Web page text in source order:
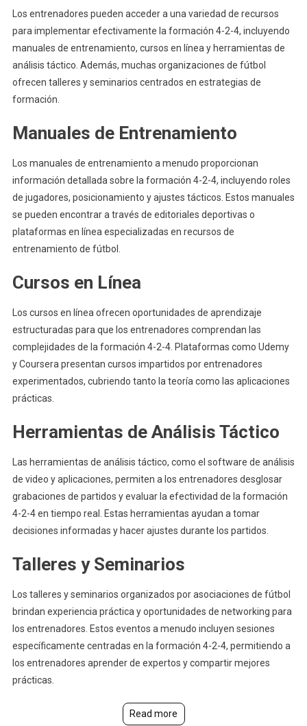
Los entrenadores pueden acceder a una variedad de recursos
para implementar efectivamente la formación 4-2-4, incluyendo
manuales de entrenamiento, cursos en línea y herramientas de
análisis táctico. Además, muchas organizaciones de fútbol
ofrecen talleres y seminarios centrados en estrategias de
formación.
Manuales de Entrenamiento
Los manuales de entrenamiento a menudo proporcionan
información detallada sobre la formación 4-2-4, incluyendo roles
de jugadores, posicionamiento y ajustes tácticos. Estos manuales
se pueden encontrar a través de editoriales deportivas o
plataformas en línea especializadas en recursos de
entrenamiento de fútbol.
Cursos en Línea
Los cursos en línea ofrecen oportunidades de aprendizaje
estructuradas para que los entrenadores comprendan las
complejidades de la formación 4-2-4. Plataformas como Udemy
y Coursera presentan cursos impartidos por entrenadores
experimentados, cubriendo tanto la teoría como las aplicaciones
prácticas.
Herramientas de Análisis Táctico
Las herramientas de análisis táctico, como el software de análisis
de video y aplicaciones, permiten a los entrenadores desglosar
grabaciones de partidos y evaluar la efectividad de la formación
4-2-4 en tiempo real. Estas herramientas ayudan a tomar
decisiones informadas y hacer ajustes durante los partidos.
Talleres y Seminarios
Los talleres y seminarios organizados por asociaciones de fútbol
brindan experiencia práctica y oportunidades de networking para
los entrenadores. Estos eventos a menudo incluyen sesiones
específicamente centradas en la formación 4-2-4, permitiendo a
los entrenadores aprender de expertos y compartir mejores
prácticas.
Read more